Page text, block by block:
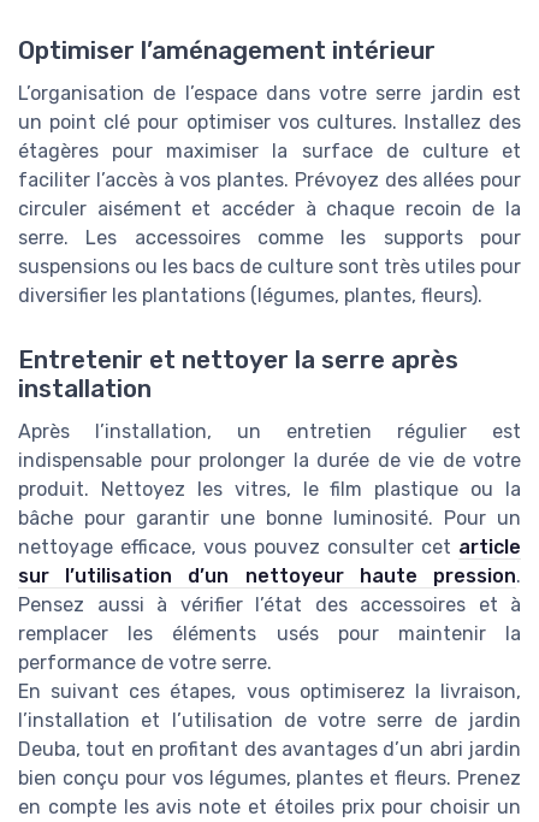
Optimiser l’aménagement intérieur
L’organisation de l’espace dans votre serre jardin est
un point clé pour optimiser vos cultures. Installez des
étagères pour maximiser la surface de culture et
faciliter l’accès à vos plantes. Prévoyez des allées pour
circuler aisément et accéder à chaque recoin de la
serre. Les accessoires comme les supports pour
suspensions ou les bacs de culture sont très utiles pour
diversifier les plantations (légumes, plantes, fleurs).
Entretenir et nettoyer la serre après
installation
Après l’installation, un entretien régulier est
indispensable pour prolonger la durée de vie de votre
produit. Nettoyez les vitres, le film plastique ou la
bâche pour garantir une bonne luminosité. Pour un
nettoyage efficace, vous pouvez consulter cet article
sur l’utilisation d’un nettoyeur haute pression.
Pensez aussi à vérifier l’état des accessoires et à
remplacer les éléments usés pour maintenir la
performance de votre serre.
En suivant ces étapes, vous optimiserez la livraison,
l’installation et l’utilisation de votre serre de jardin
Deuba, tout en profitant des avantages d’un abri jardin
bien conçu pour vos légumes, plantes et fleurs. Prenez
en compte les avis note et étoiles prix pour choisir un